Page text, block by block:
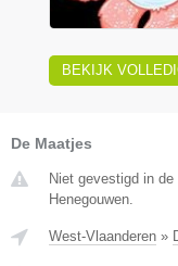
BEKIJK
De Maatjes
Niet gevestigd in
Henegouwen.
West-Vlaanderen »